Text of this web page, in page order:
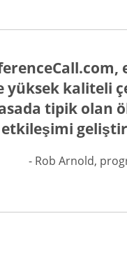
yüksek kaliteli
tipik olan
etkileşimi
- Rob Arnold,